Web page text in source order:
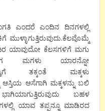
ಎಂದರೆ ಎಂದಿನ ದಿನಗಳಲ್ಲಿ
ಯಾವುದೋ ಕೆಲಸಗಳಿಗೆ ಮಗು
ಮಗಳು ಯಾರನ್ನೋ
ತಕ್ಕಂತೆ ಮಕ್ಕಳು
ಆಸ್ತಿಯ ಆಸೆಗಾಗಿ ಮಕ್ಕಳನ್ನು ಬಲಿ
ಬಹಳ
ಯಾವ ತಪ್ಪನ್ನೂ ಮಾಡಿರದ